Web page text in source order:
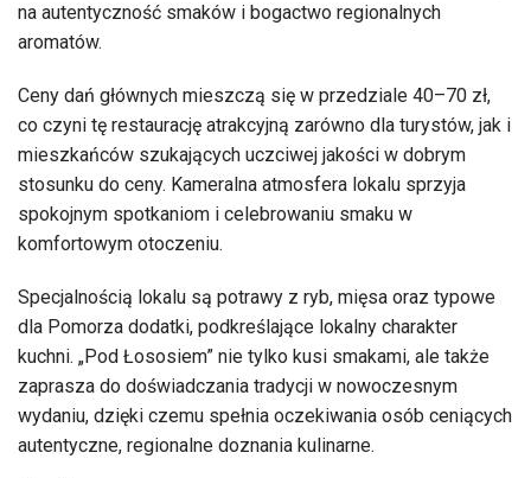
na autentyczność smaków i bogactwo regionalnych
aromatów.
Ceny dań głównych mieszczą się w przedziale 40–70 zł,
co czyni tę restaurację atrakcyjną zarówno dla turystów, jak i
mieszkańców szukających uczciwej jakości w dobrym
stosunku do ceny. Kameralna atmosfera lokalu sprzyja
spokojnym spotkaniom i celebrowaniu smaku w
komfortowym otoczeniu.
Specjalnością lokalu są potrawy z ryb, mięsa oraz typowe
dla Pomorza dodatki, podkreślające lokalny charakter
kuchni. „Pod Łososiem” nie tylko kusi smakami, ale także
zaprasza do doświadczania tradycji w nowoczesnym
wydaniu, dzięki czemu spełnia oczekiwania osób ceniących
autentyczne, regionalne doznania kulinarne.